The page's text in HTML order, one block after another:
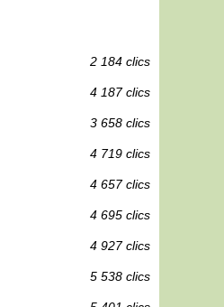
2 184 clics
4 187 clics
3 658 clics
4 719 clics
4 657 clics
4 695 clics
4 927 clics
5 538 clics